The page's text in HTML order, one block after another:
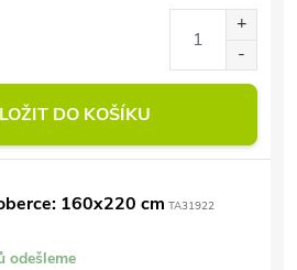
DO KOŠÍKU
160x220 cm TA31922
odešleme